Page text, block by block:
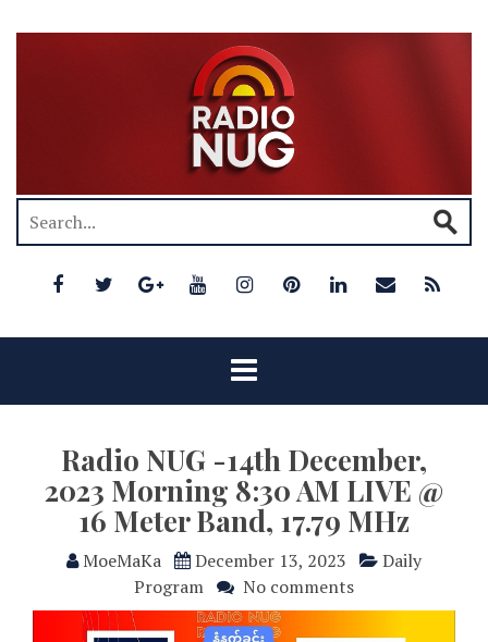
Radio NUG -14th December,
2023 Morning 8:30 AM LIVE @
16 Meter Band, 17.79 MHz
MoeMaKa December 13, 2023
Daily
Program
No comments